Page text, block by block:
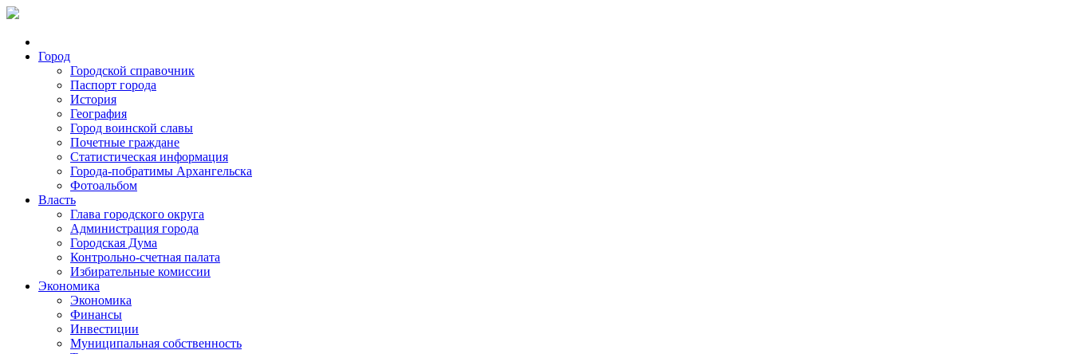
Город
Городской справочник
Паспорт города
История
География
Город воинской славы
Почетные граждане
Статистическая информация
Города-побратимы Архангельска
Фотоальбом
Власть
Глава городского округа
Администрация города
Городская Дума
Контрольно-счетная палата
Избирательные комиссии
Экономика
Экономика
Финансы
Инвестиции
Муниципальная собственность